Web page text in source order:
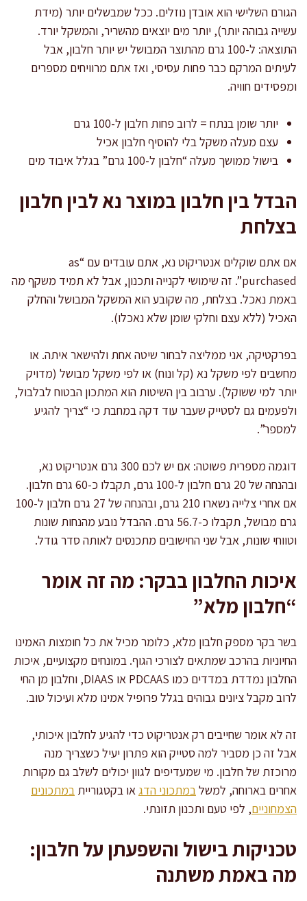
הגורם השלישי הוא אובדן נוזלים. ככל שמבשלים יותר (מידת
עשייה גבוהה יותר), יותר מים יוצאים מהשריר, והמשקל יורד.
התוצאה: ל-100 גרם מהתוצר המבושל יש יותר חלבון, אבל
לעיתים המרקם כבר פחות עסיסי, ואז אתם מרוויחים מספרים
ומפסידים חוויה.
יותר שומן בנתח = לרוב פחות חלבון ל-100 גרם
עצם מעלה משקל בלי להוסיף חלבון אכיל
בישול ממושך מעלה “חלבון ל-100 גרם” בגלל איבוד מים
הבדל בין חלבון במוצר נא לבין חלבון
בצלחת
אם אתם שוקלים אנטריקוט נא, אתם עובדים עם “as
purchased”. זה שימושי לקנייה ותכנון, אבל לא תמיד משקף מה
באמת נאכל. בצלחת, מה שקובע הוא המשקל המבושל והחלק
האכיל (ללא עצם וחלקי שומן שלא נאכלו).
בפרקטיקה, אני ממליצה לבחור שיטה אחת ולהישאר איתה. או
מחשבים לפי משקל נא (קל ונוח) או לפי משקל מבושל (מדויק
יותר למי ששוקל). ערבוב בין השיטות הוא המתכון הבטוח לבלבול,
ולפעמים גם לסטייק שעבר עוד דקה במחבת כי “צריך להגיע
למספר”.
דוגמה מספרית פשוטה: אם יש לכם 300 גרם אנטריקוט נא,
ובהנחה של 20 גרם חלבון ל-100 גרם, תקבלו כ-60 גרם חלבון.
אם אחרי צלייה נשארו 210 גרם, ובהנחה של 27 גרם חלבון ל-100
גרם מבושל, תקבלו כ-56.7 גרם. ההבדל נובע מהנחות שונות
וטווחי שונות, אבל שני החישובים מתכנסים לאותה סדר גודל.
איכות החלבון בבקר: מה זה אומר
“חלבון מלא”
בשר בקר מספק חלבון מלא, כלומר מכיל את כל חומצות האמינו
החיוניות בהרכב שמתאים לצורכי הגוף. במונחים מקצועיים, איכות
החלבון נמדדת במדדים כמו PDCAAS או DIAAS, וחלבון מן החי
לרוב מקבל ציונים גבוהים בגלל פרופיל אמינו מלא ועיכול טוב.
זה לא אומר שחייבים רק אנטריקוט כדי להגיע לחלבון איכותי,
אבל זה כן מסביר למה סטייק הוא פתרון יעיל כשצריך מנה
מרוכזת של חלבון. מי שמעדיפים לגוון יכולים לשלב גם מקורות
אחרים בארוחה, למשלבמתכוני הדגאו בקטגוריית במתכונים
הצמחוניים, לפי טעם ותכנון תזונתי.
טכניקות בישול והשפעתן על חלבון:
מה באמת משתנה